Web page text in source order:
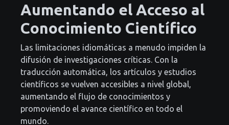
Aumentando el Acceso al
Conocimiento Científico
Las limitaciones idiomáticas a menudo impiden la
difusión de investigaciones críticas. Con la
traducción automática, los artículos y estudios
científicos se vuelven accesibles a nivel global,
aumentando el flujo de conocimientos y
promoviendo el avance científico en todo el
mundo.